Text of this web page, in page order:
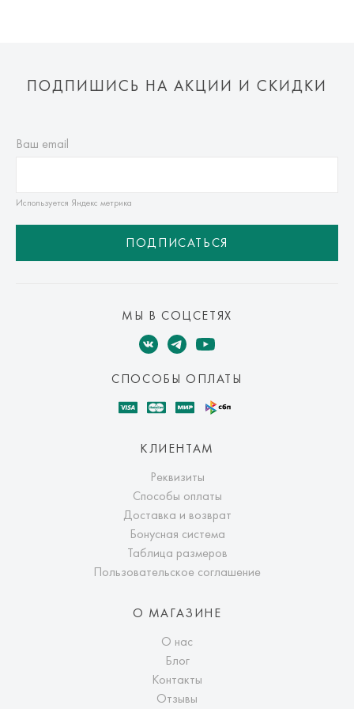
ПОДПИШИСЬ НА АКЦИИ И СКИДКИ
Ваш email
Используется Яндекс метрика
ПОДПИСАТЬСЯ
МЫ В СОЦСЕТЯХ
СПОСОБЫ ОПЛАТЫ
КЛИЕНТАМ
Реквизиты
Способы оплаты
Доставка и возврат
Бонусная система
Таблица размеров
Пользовательское соглашение
О МАГАЗИНЕ
О нас
Блог
Контакты
Отзывы